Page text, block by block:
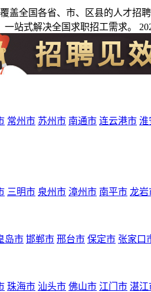
盖全国各省、市、区县的人才
站式解决全国求职招工需求。
常州市 苏州市 南通市 连云港市 淮
三明市 泉州市 漳州市 南平市 龙岩
岛市 邯郸市 邢台市 保定市 张家口
珠海市 汕头市 佛山市 江门市 湛江